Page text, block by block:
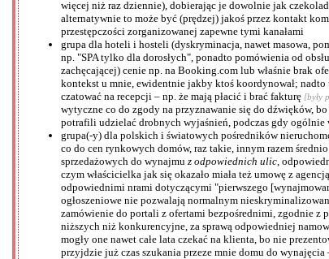
więcej niż raz dziennie), dobierając je dowolnie jak
alternatywnie to może być (prędzej) jakoś przez kontakt
przestępczości zorganizowanej zapewne tymi kanałami
grupa dla hoteli i hosteli (dyskryminacja, nawet masowa,
np. "SPA tylko dla dorosłych", ponadto pomówienia od
zachęcającej) cenie np. na Booking.com lub właśnie brak
kontekst u mnie, ewidentnie jakby ktoś koordynował;
czatować na recepcji – np. że mają płacić i brać fakturę [były
wytyczne co do zgody na przyznawanie się do dźwięków,
potrafili udzielać drobnych wyjaśnień, podczas gdy ogólnie
grupa(-y) dla polskich i światowych pośredników
co do cen rynkowych domów, raz takie, innym razem
sprzedażowych do wynajmu z odpowiednich ulic,
czym właścicielka jak się okazało miała też umowę z
odpowiednimi nrami dotyczącymi "pierwszego
ogłoszeniowe nie pozwalają normalnym
zamówienie do portali z ofertami bezpośrednimi, zgodnie z
niższych niż konkurencyjne, za sprawą odpowiedniej
mogły one nawet całe lata czekać na klienta, bo nie
przyjdzie już czas szukania przeze mnie domu do